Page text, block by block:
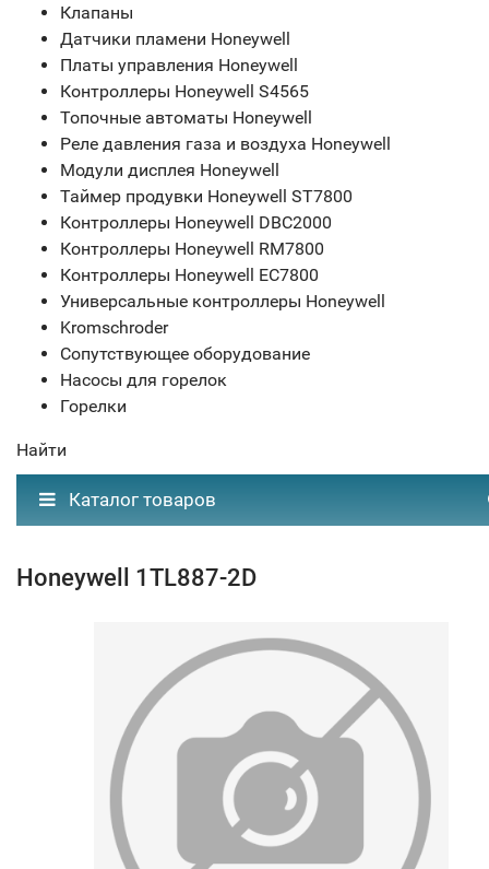
Клапаны
Датчики пламени Honeywell
Платы управления Honeywell
Контроллеры Honeywell S4565
Топочные автоматы Honeywell
Реле давления газа и воздуха Honeywell
Модули дисплея Honeywell
Таймер продувки Honeywell ST7800
Контроллеры Honeywell DBC2000
Контроллеры Honeywell RM7800
Контроллеры Honeywell EC7800
Универсальные контроллеры Honeywell
Kromschroder
Сопутствующее оборудование
Насосы для горелок
Горелки
Найти
Каталог товаров
Honeywell 1TL887-2D